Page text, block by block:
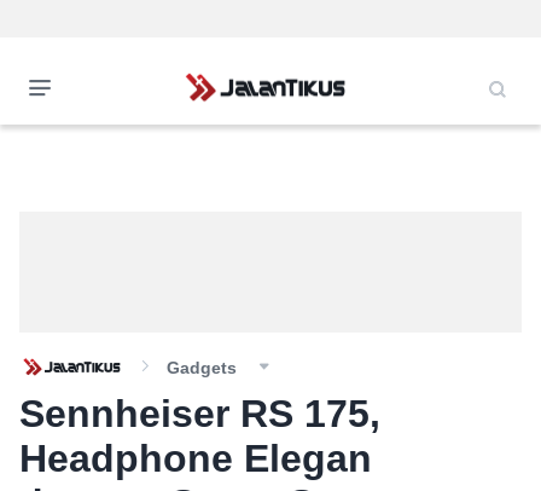
Gadgets
Sennheiser RS 175,
Headphone Elegan